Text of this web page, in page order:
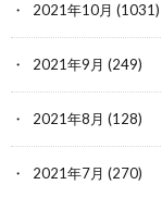
2021年10月 (1031)
2021年9月 (249)
2021年8月 (128)
2021年7月 (270)